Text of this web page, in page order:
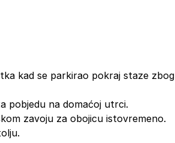
kad se parkirao pokraj staze zbog
pobjedu na domaćoj utrci.
zavoju za obojicu istovremeno.